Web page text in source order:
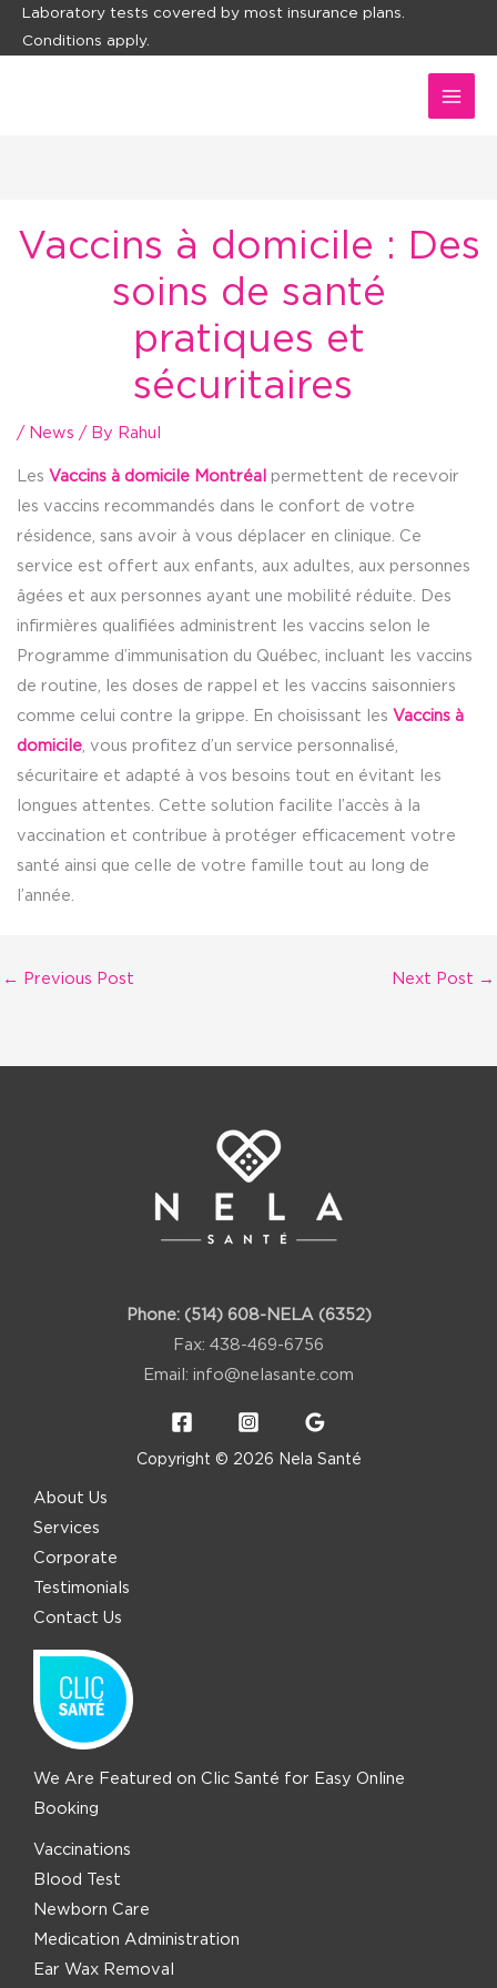
SkipLaboratory tests covered by most insurance plans.
Conditions apply.
Vaccins à domicile : Des
soins de santé
pratiques et
sécuritaires
/ News / By Rahul
Les Vaccins à domicile Montréal permettent de recevoir
les vaccins recommandés dans le confort de votre
résidence, sans avoir à vous déplacer en clinique. Ce
service est offert aux enfants, aux adultes, aux personnes
âgées et aux personnes ayant une mobilité réduite. Des
infirmières qualifiées administrent les vaccins selon le
Programme d’immunisation du Québec, incluant les vaccins
de routine, les doses de rappel et les vaccins saisonniers
comme celui contre la grippe. En choisissant les Vaccins à
domicile, vous profitez d’un service personnalisé,
sécuritaire et adapté à vos besoins tout en évitant les
longues attentes. Cette solution facilite l’accès à la
vaccination et contribue à protéger efficacement votre
santé ainsi que celle de votre famille tout au long de
l’année.
← Previous Post Next Post →
Phone: (514) 608-NELA (6352)
Fax: 438-469-6756
Email: info@nelasante.com
Copyright © 2026 Nela Santé
About Us
Services
Corporate
Testimonials
Contact Us
We Are Featured on Clic Santé for Easy Online
Booking
Vaccinations
Blood Test
Newborn Care
Medication Administration
Ear Wax Removal